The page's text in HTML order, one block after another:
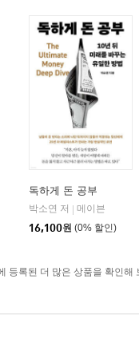
독하게 돈 공부
박소연 저
메이븐
16,100원 (0% 할인)
등록된 더 많은 상품을 확인해